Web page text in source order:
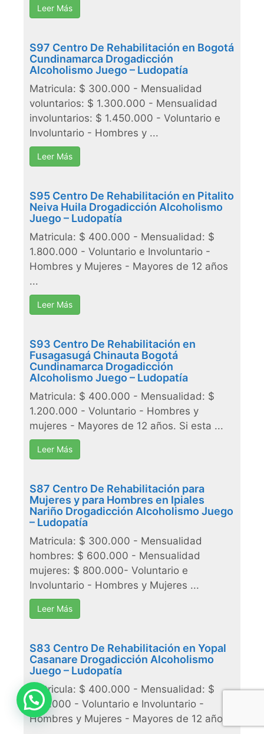
Leer Más
S97 Centro De Rehabilitación en Bogotá
Cundinamarca Drogadicción
Alcoholismo Juego – Ludopatía
Matricula: $ 300.000 - Mensualidad
voluntarios: $ 1.300.000 - Mensualidad
involuntarios: $ 1.450.000 - Voluntario e
Involuntario - Hombres y ...
Leer Más
S95 Centro De Rehabilitación en Pitalito
Neiva Huila Drogadicción Alcoholismo
Juego – Ludopatía
Matricula: $ 400.000 - Mensualidad: $
1.800.000 - Voluntario e Involuntario -
Hombres y Mujeres - Mayores de 12 años
...
Leer Más
S93 Centro De Rehabilitación en
Fusagasugá Chinauta Bogotá
Cundinamarca Drogadicción
Alcoholismo Juego – Ludopatía
Matricula: $ 400.000 - Mensualidad: $
1.200.000 - Voluntario - Hombres y
mujeres - Mayores de 12 años. Si esta ...
Leer Más
S87 Centro De Rehabilitación para
Mujeres y para Hombres en Ipiales
Nariño Drogadicción Alcoholismo Juego
– Ludopatía
Matricula: $ 300.000 - Mensualidad
hombres: $ 600.000 - Mensualidad
mujeres: $ 800.000- Voluntario e
Involuntario - Hombres y Mujeres ...
Leer Más
S83 Centro De Rehabilitación en Yopal
Casanare Drogadicción Alcoholismo
Juego – Ludopatía
Matricula: $ 400.000 - Mensualidad: $
900.000 - Voluntario e Involuntario -
Hombres y Mujeres - Mayores de 12 años
Necesitas ayuda?